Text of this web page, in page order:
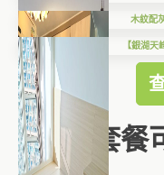
木紋配
【銀湖天
套